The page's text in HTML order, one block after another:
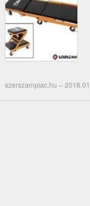
szerszampiac.hu –